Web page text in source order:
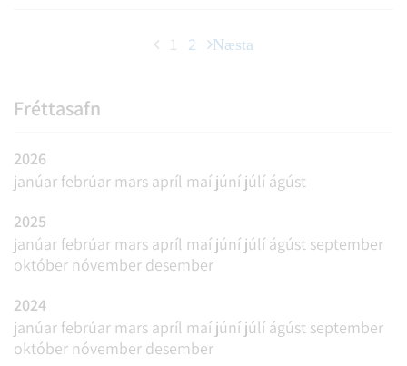
1 2 Næsta
Fréttasafn
2026
janúar febrúar mars apríl maí júní júlí ágúst
2025
janúar febrúar mars apríl maí júní júlí ágúst september
október nóvember desember
2024
janúar febrúar mars apríl maí júní júlí ágúst september
október nóvember desember